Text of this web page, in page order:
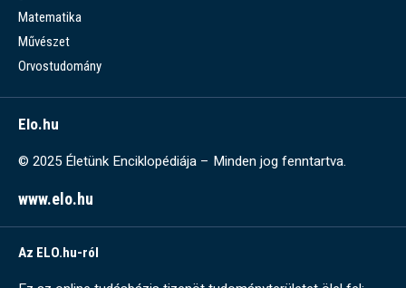
Matematika
Művészet
Orvostudomány
Elo.hu
© 2025 Életünk Enciklopédiája – Minden jog fenntartva.
www.elo.hu
Az ELO.hu-ról